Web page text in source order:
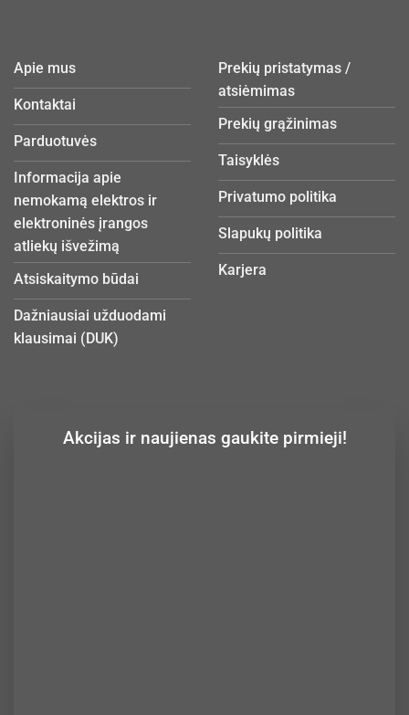
Apie mus
Kontaktai
Parduotuvės
Informacija apie
nemokamą elektros ir
elektroninės įrangos
atliekų išvežimą
Atsiskaitymo būdai
Dažniausiai užduodami
klausimai (DUK)
Prekių pristatymas /
atsiėmimas
Prekių grąžinimas
Taisyklės
Privatumo politika
Slapukų politika
Karjera
Akcijas ir naujienas gaukite pirmieji!